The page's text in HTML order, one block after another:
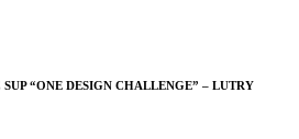
“ONE DESIGN CHALLENGE” – LUTRY